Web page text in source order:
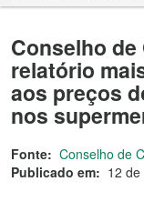
Conselho
relatório
aos preços
nos
Fonte: Conselho de
Publicado em: 12